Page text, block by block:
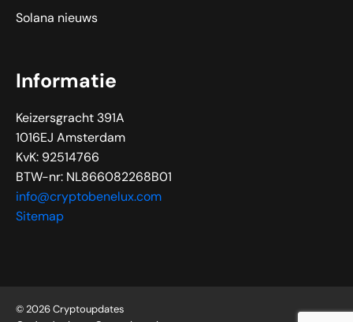
Solana nieuws
Informatie
Keizersgracht 391A
1016EJ Amsterdam
KvK: 92514766
BTW-nr: NL866082268B01
info@cryptobenelux.com
Sitemap
© 2026 Cryptoupdates